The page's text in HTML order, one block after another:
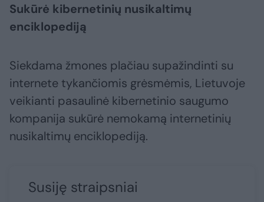
Sukūrė kibernetinių nusikaltimų
enciklopediją
Siekdama žmones plačiau supažindinti su
internete tykančiomis grėsmėmis, Lietuvoje
veikianti pasaulinė kibernetinio saugumo
kompanija sukūrė nemokamą internetinių
nusikaltimų enciklopediją.
Susiję straipsniai